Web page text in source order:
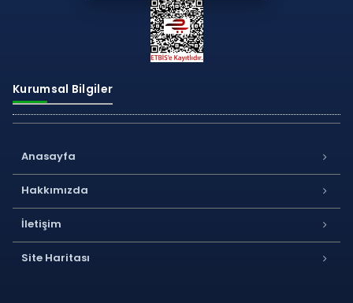
Kurumsal Bilgiler
Anasayfa
Hakkımızda
İletişim
Site Haritası